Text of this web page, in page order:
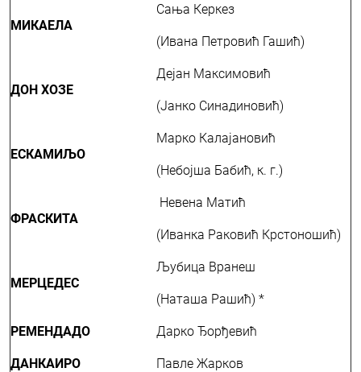
МИКАЕЛА
Сања Керкез
(Ивана Петровић Гашић)
ДОН ХОЗЕ
Дејан Максимовић
(Јанко Синадиновић)
ЕСКАМИЉО
Марко Калајановић
(Небојша Бабић, к. г.)
ФРАСКИТА
Невена Матић
(Иванка Раковић Крстоношић)
МЕРЦЕДЕС
Љубица Вранеш
(Наташа Рашић) *
РЕМЕНДАДО Дарко Ђорђевић
ДАНКАИРО Павле Жарков